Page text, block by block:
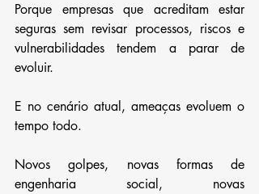
Porque empresas que acreditam estar
seguras sem revisar processos, riscos e
vulnerabilidades tendem a parar de
evoluir.
E no cenário atual, ameaças evoluem o
tempo todo.
Novos golpes, novas formas de
engenharia social, novas